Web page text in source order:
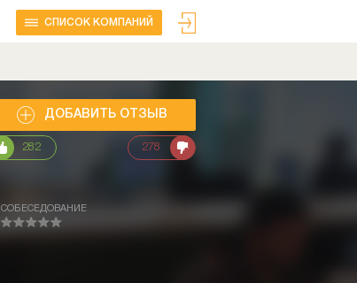
CПИСОК КОМПАНИЙ
ДОБАВИТЬ ОТЗЫВ
282 278
СОБЕСЕДОВАНИЕ